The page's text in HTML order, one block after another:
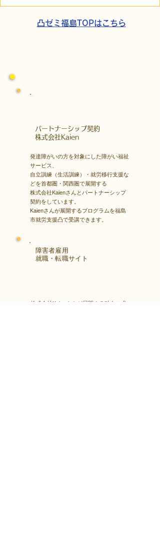
凸ゼミ福島TOPはこちら
​パートナーシップ契約
​株式会社Kaien
発達障がいの方を対象にした障がい福祉
サービス、
自立訓練（生活訓練）・就労移行支援な
どを首都圏・関西圏で展開する
株式会社Kaienさんとパートナーシップ
契約をしています。
Kaienさんが展開するプログラムを福島
市就労支援凸で受講できます。
障害者雇用
​就職・転職サイト
株式会社Kaienさんが展開する独自の求